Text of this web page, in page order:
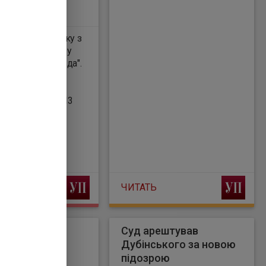
ЧИТАТЬ
у зв’язку з
країни вночі у
вночі 13
Суд арештував
Дубінського за новою
підозрою